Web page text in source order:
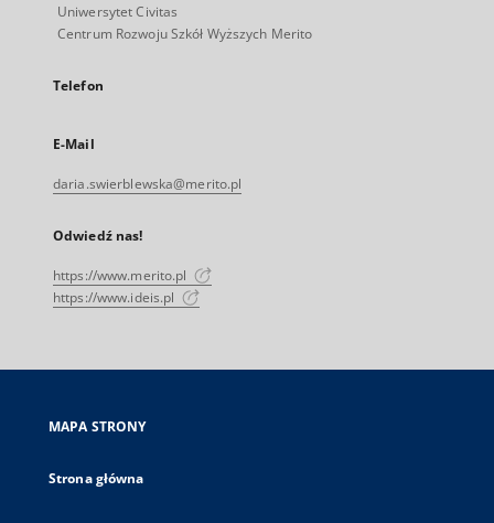
Uniwersytet Civitas
Centrum Rozwoju Szkół Wyższych Merito
Telefon
E-Mail
daria.swierblewska@merito.pl
Odwiedź nas!
https://www.merito.pl
https://www.ideis.pl
MAPA STRONY
Strona główna